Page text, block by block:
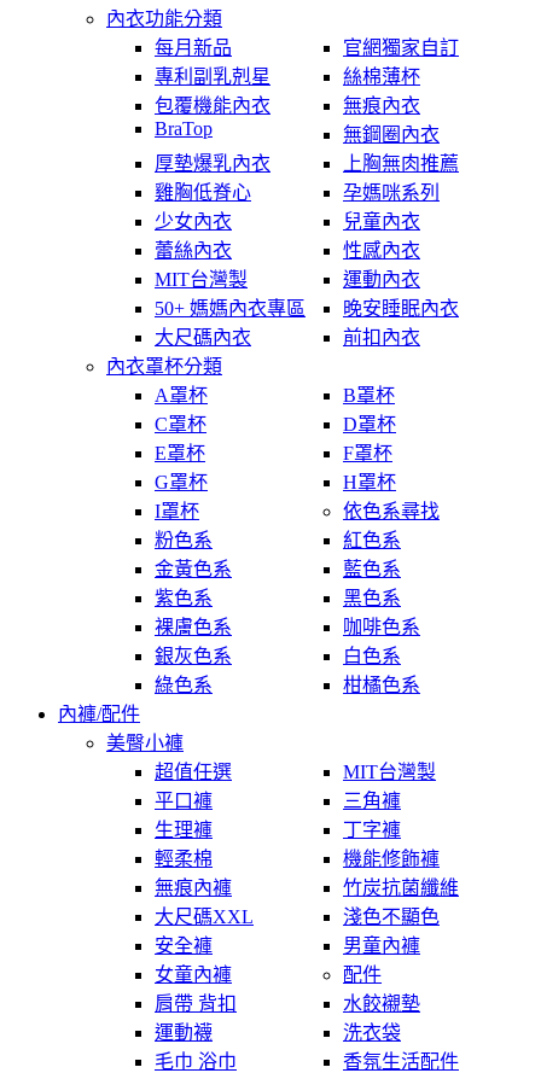
內衣功能分類
每月新品
官網獨家自訂
專利副乳剋星
絲棉薄杯
包覆機能內衣
無痕內衣
BraTop
無鋼圈內衣
厚墊爆乳內衣
上胸無肉推薦
雞胸低脊心
孕媽咪系列
少女內衣
兒童內衣
蕾絲內衣
性感內衣
MIT台灣製
運動內衣
50+ 媽媽內衣專區
晚安睡眠內衣
大尺碼內衣
前扣內衣
內衣罩杯分類
A罩杯
B罩杯
C罩杯
D罩杯
E罩杯
F罩杯
G罩杯
H罩杯
I罩杯
依色系尋找
粉色系
紅色系
金黃色系
藍色系
紫色系
黑色系
裸膚色系
咖啡色系
銀灰色系
白色系
綠色系
柑橘色系
內褲/配件
美臀小褲
超值任選
MIT台灣製
平口褲
三角褲
生理褲
丁字褲
輕柔棉
機能修飾褲
無痕內褲
竹炭抗菌纖維
大尺碼XXL
淺色不顯色
安全褲
男童內褲
女童內褲
配件
肩帶 背扣
水餃襯墊
運動襪
洗衣袋
毛巾 浴巾
香氛生活配件